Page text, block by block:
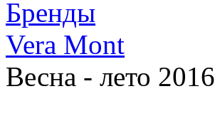
Бренды
Vera Mont
Весна - лето 2016